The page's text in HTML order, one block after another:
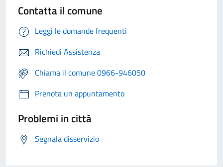
Contatta il comune
Leggi le domande frequenti
Richiedi Assistenza
Chiama il comune 0966-946050
Prenota un appuntamento
Problemi in città
Segnala disservizio